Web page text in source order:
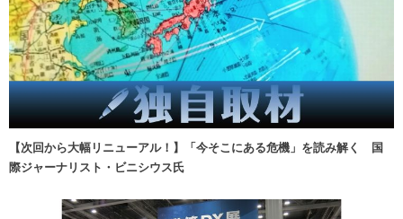
【次回から大幅リニューアル！】「今そこにある危機」を読み解く 国
際ジャーナリスト・ビニシウス氏